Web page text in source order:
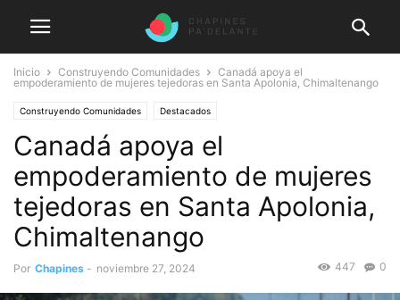
Inicio Construyendo Comunidades
Canadá apoya el
empoderamiento de mujeres tejedoras en Santa Apolonia, Chimaltenango
Construyendo Comunidades Destacados
Canadá apoya el
empoderamiento de mujeres
tejedoras en Santa Apolonia,
Chimaltenango
Por Chapines - noviembre 27, 2024 0
447